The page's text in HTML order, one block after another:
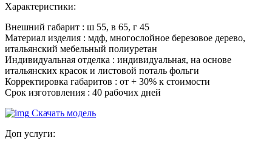
Характеристики:
Внешний габарит : ш 55, в 65, г 45
Материал изделия : мдф, многослойное березовое дерево,
итальянский мебельный полиуретан
Индивидуальная отделка : индивидуальная, на основе
итальянских красок и листовой поталь фольги
Корректировка габаритов : от + 30% к стоимости
Срок изготовления : 40 рабочих дней
Скачать модель
Доп услуги: